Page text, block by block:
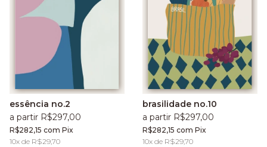
essência no.2
a partir R$297,00
R$282,15 com Pix
10x de R$29,70
brasilidade no.10
a partir R$297,00
R$282,15 com Pix
10x de R$29,70